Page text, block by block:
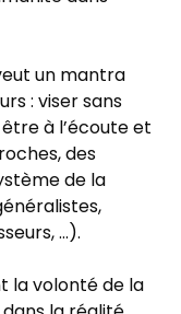
un mantra
: viser sans
à l’écoute et
des
de la
…).
la volonté de la